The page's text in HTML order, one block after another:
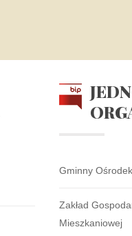
Gminny
Zakład
Mieszkaniowej